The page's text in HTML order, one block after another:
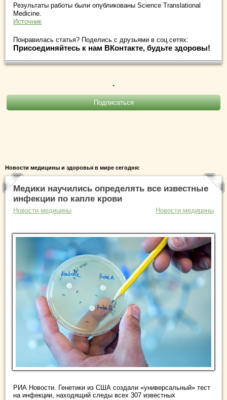
Результаты работы были опубликованы Science Translational
Medicine.
Источник
Понравилась статья? Поделись с друзьями в соц.сетях:
Присоединяйтесь к нам ВКонтакте, будьте здоровы!
.
Новости медицины и здоровья в мире сегодня:
Медики научились определять все известные
инфекции по капле крови
Новости медицины Новости медицины
РИА Новости. Генетики из США создали «универсальный» тест
на инфекции, находящий следы всех 307 известных